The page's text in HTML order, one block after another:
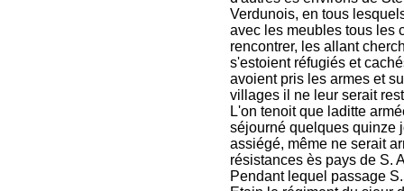
Verdunois, en tous
avec les meubles tous les
rencontrer, les allant
s'estoient réfugiés et
avoient pris les armes et
villages il ne leur serait
L'on tenoit que laditte
séjourné quelques quinze
assiégé, même ne serait
résistances ès pays de S.
Pendant lequel passage